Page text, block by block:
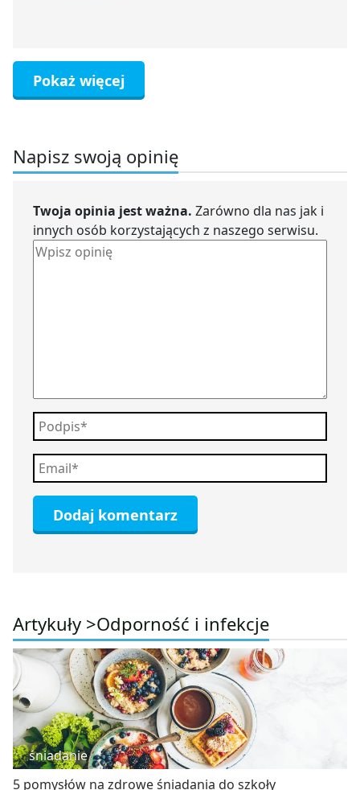
Pokaż więcej
Napisz swoją opinię
Twoja opinia jest ważna. Zarówno dla nas jak i
innych osób korzystających z naszego serwisu.
Artykuły >Odporność i infekcje
śniadanie
5 pomysłów na zdrowe śniadania do szkoły